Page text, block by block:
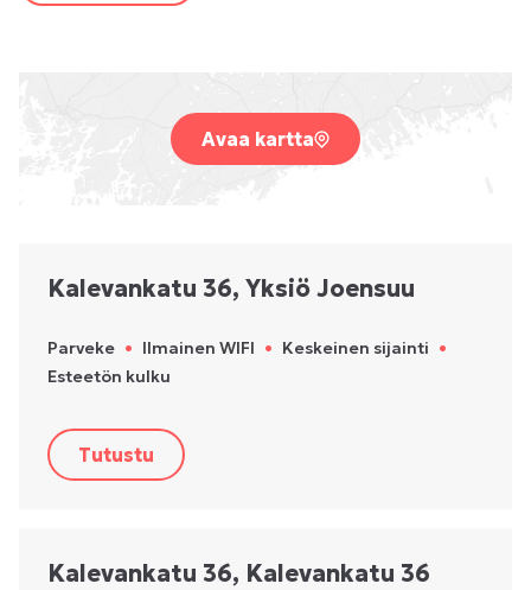
Avaa kartta
Kalevankatu 36, Yksiö Joensuu
Parveke • Ilmainen WIFI • Keskeinen sijainti •
Esteetön kulku
Tutustu
Kalevankatu 36, Kalevankatu 36